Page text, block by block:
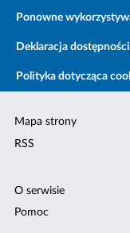
Ponowne
Deklaracja dostępności
Polityka dotycząca
Mapa strony
RSS
O serwisie
Pomoc